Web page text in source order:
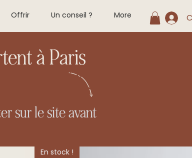
Offrir Un conseil ? More
à Paris
sur le site avant
En stock !